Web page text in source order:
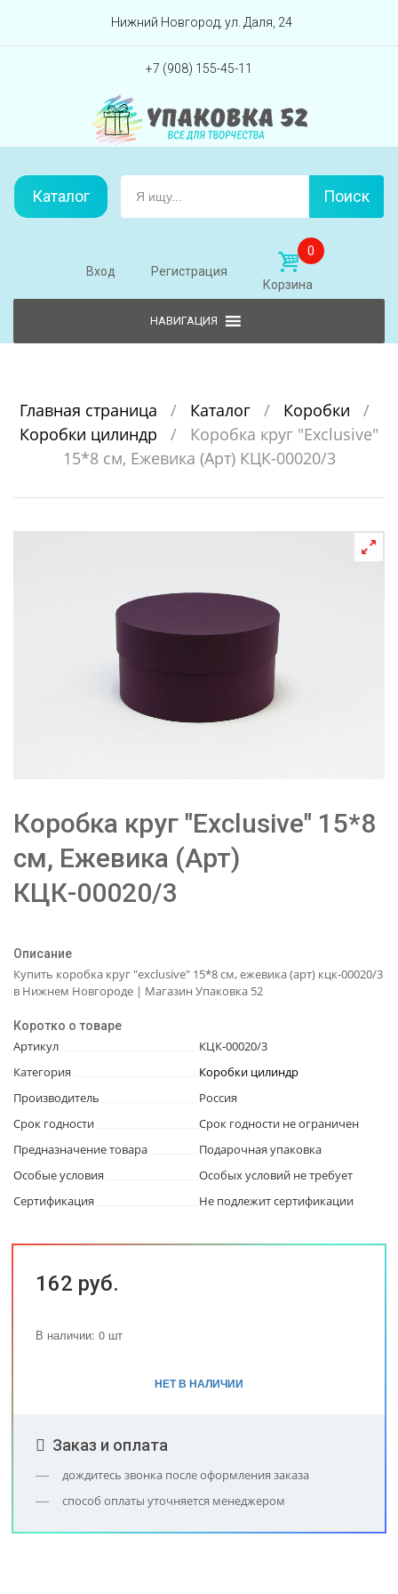
Перейти вниз
Нижний Новгород, ул. Даля, 24
+7 (908) 155-45-11
Каталог Поиск
Вход Регистрация
0
Корзина
Главная страница / Каталог / Коробки
/
Коробки цилиндр
/
Коробка круг "Exclusive"
15*8 см, Ежевика (Арт) КЦК-00020/3
Коробка круг "Exclusive" 15*8
см, Ежевика (Арт)
КЦК-00020/3
Описание
Купить коробка круг "exclusive" 15*8 см, ежевика (арт) кцк-00020/3
в Нижнем Новгороде | Магазин Упаковка 52
Коротко о товаре
Артикул
КЦК-00020/3
Категория
Коробки цилиндр
Производитель
Россия
Срок годности
Срок годности не ограничен
Предназначение товара
Подарочная упаковка
Особые условия
Особых условий не требует
Сертификация
Не подлежит сертификации
162 руб.
В наличии: 0 шт
НЕТ В НАЛИЧИИ
Заказ и оплата
дождитесь звонка после оформления заказа
способ оплаты уточняется менеджером